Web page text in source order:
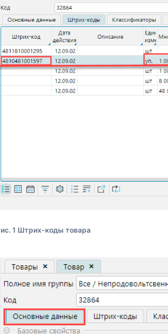
1 Штрих-коды товара